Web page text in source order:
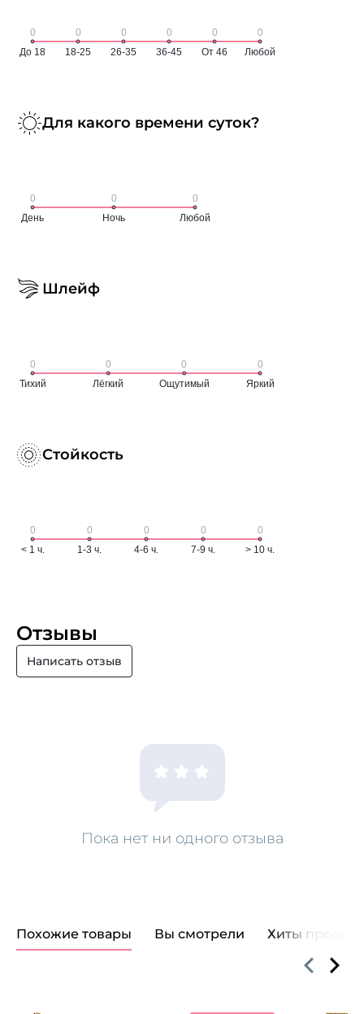
Для какого времени суток?
Шлейф
Стойкость
Отзывы
Написать отзыв
Пока нет ни одного отзыва
Похожие товары Вы смотрели Хиты продаж